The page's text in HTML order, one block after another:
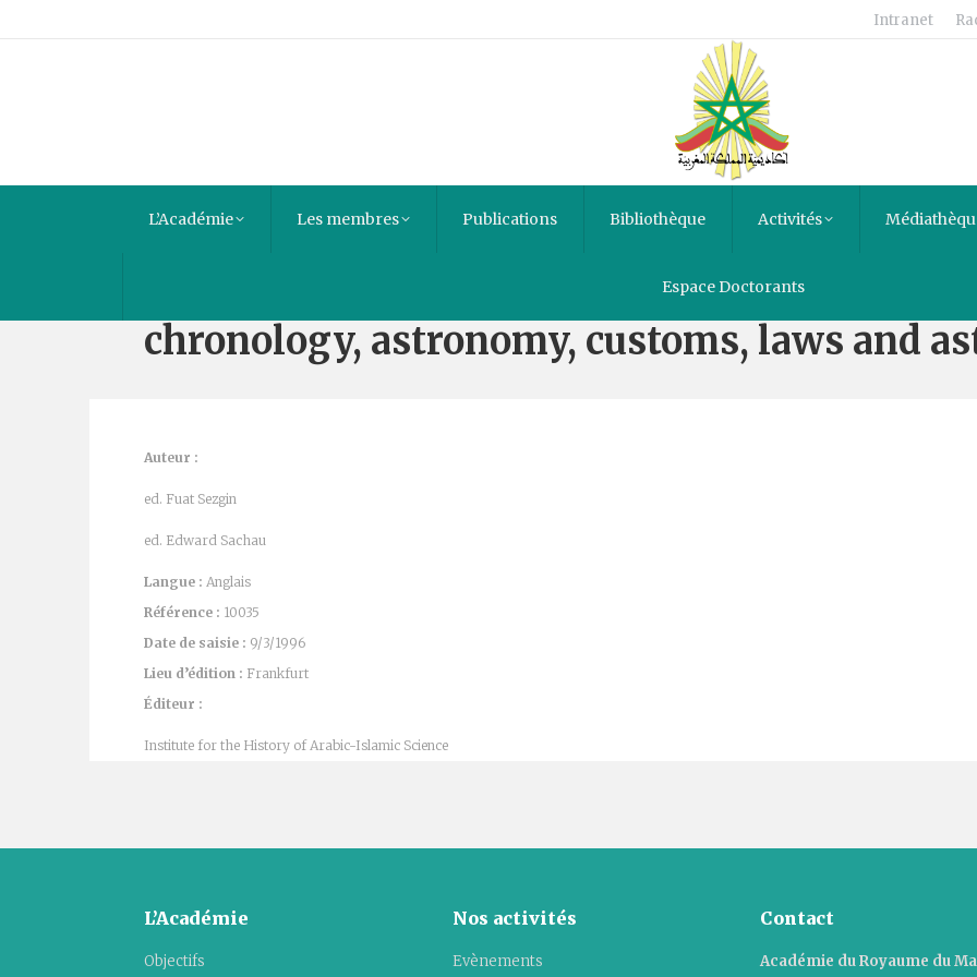
Intranet
L’Académie Les membres Publications Bibliothèque Activités
Espace Doctorants
Alberuni’s India : an account of religion,
chronology, astronomy, customs, laws and
Auteur :
ed. Fuat Sezgin
ed. Edward Sachau
Langue : Anglais
Référence : 10035
Date de saisie : 9/3/1996
Lieu d’édition : Frankfurt
Éditeur :
Institute for the History of Arabic-Islamic Science
L’Académie
Objectifs
Nos activités
Evènements
Contact
Académie du Royaume du